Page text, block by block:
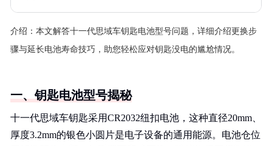
介绍： 本文解答十一代思域车钥匙电池型号问题，详细介绍更换步
骤与延长电池寿命技巧，助您轻松应对钥匙没电的尴尬情况。
一、钥匙电池型号揭秘
十一代思域车钥匙采用CR2032纽扣电池，这种直径20mm、
厚度3.2mm的银色小圆片是电子设备的通用能源。电池仓位